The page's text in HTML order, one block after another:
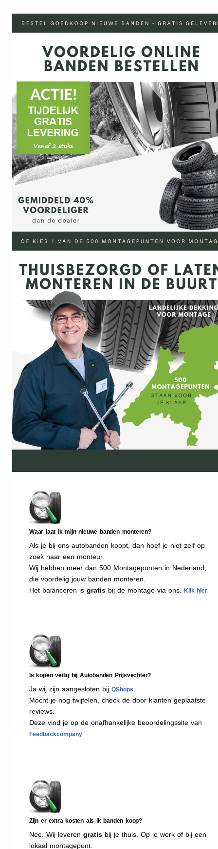
Waar laat ik mijn nieuwe banden monteren?
Als je bij ons autobanden koopt, dan hoef je niet zelf op
zoek naar een monteur.
Wij hebben meer dan 500 Montagepunten in Nederland,
die voordelig jouw banden monteren.
Het balanceren is gratis bij de montage via ons. Klik hier
Is kopen veilig bij Autobanden Prijsvechter?
Ja wij zijn aangesloten bij QShops
Mocht je nog twijfelen, check de door klanten geplaatste
reviews.
Deze vind je op de onafhankelijke beoordelingssite van
Feedbackcompany
Zijn er extra kosten als ik banden koop?
Nee. Wij leveren gratis bij je thuis. Op je werk of bij een
lokaal montagepunt.